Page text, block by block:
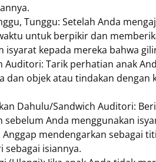
Tunggu: Setelah Anda
untuk berpikir dan
isyarat kepada mereka bahwa
Auditori: Tarik perhatian anak
dan objek atau tindakan dengan
Dahulu/Sandwich Auditori:
sebelum Anda menggunakan
mendengarkan sebagai
sebagai isiannya.